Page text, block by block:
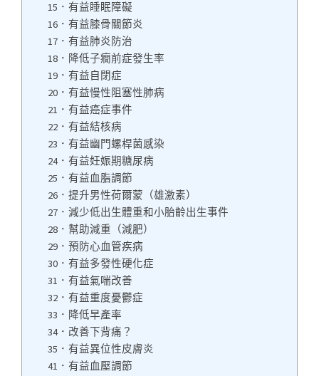
15．有益睡眠障礙
16．有益膝骨關節炎
17．有益肺炎防治
18．降低子癇前症發生率
19．有益自閉症
20．有益慢性阻塞性肺病
21．有益癌症事件
22．有益結核病
23．有益幽門螺桿菌感染
24．有益妊娠期糖尿病
25．有益血脂調節
26．提升男性荷爾蒙（雄激素）
27．減少低出生體重和小胎齡出生事件
28．幫助減重（減肥）
29．預防心血管疾病
30．有益多發性硬化症
31．有益氣喘改善
32．有益重度憂鬱症
33．降低早產率
34．改善下背痛？
35．有益異位性皮膚炎
41．有益血壓調節